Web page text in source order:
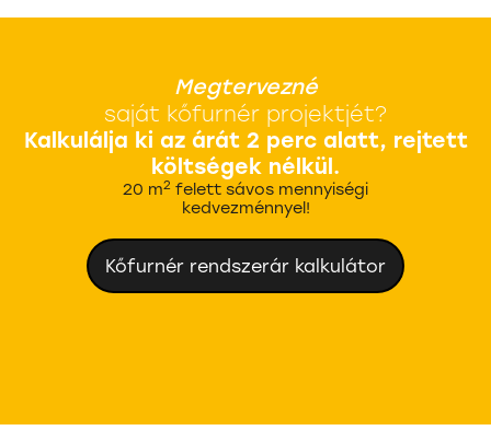
Megtervezné
saját kőfurnér projektjét?
Kalkulálja ki az árát 2 perc alatt, rejtett
költségek nélkül.
20 m2 felett sávos mennyiségi
kedvezménnyel!
Kőfurnér rendszerár kalkulátor